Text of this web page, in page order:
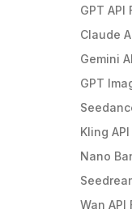
GPT API
Claude
Gemini
GPT
Kling
Nano
Wan API